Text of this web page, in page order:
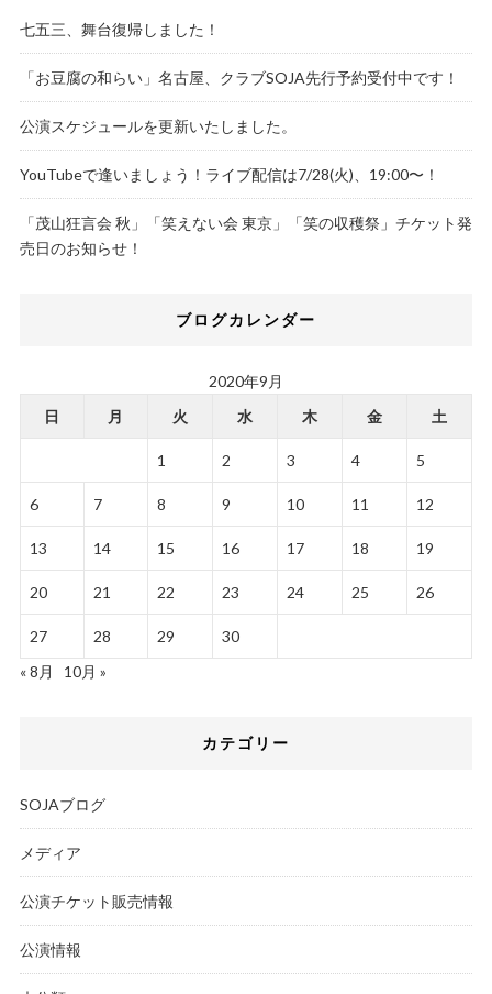
七五三、舞台復帰しました！
「お豆腐の和らい」名古屋、クラブSOJA先行予約受付中です！
公演スケジュールを更新いたしました。
YouTubeで逢いましょう！ライブ配信は7/28(火)、19:00〜！
「茂山狂言会 秋」「笑えない会 東京」「笑の収穫祭」チケット発
売日のお知らせ！
ブログカレンダー
2020年9月
日
月 火 水 木 金 土
1 2 3 4 5
6 7 8 9 10 11 12
13 14 15 16 17 18 19
20 21 22 23 24 25 26
27 28 29
30
« 8月
10月 »
カテゴリー
SOJAブログ
メディア
公演チケット販売情報
公演情報